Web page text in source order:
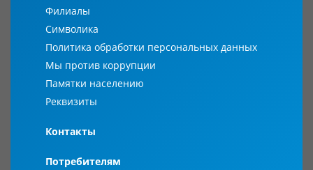
Филиалы
Символика
Политика обработки персональных данных
Мы против коррупции
Памятки населению
Реквизиты
Контакты
Потребителям